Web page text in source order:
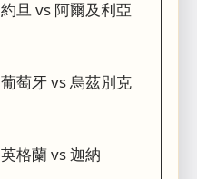
約旦 vs 阿爾及利亞
葡萄牙 vs 烏茲別克
英格蘭 vs 迦納